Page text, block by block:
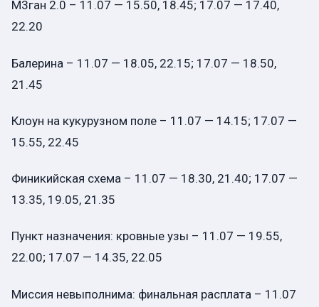
M3ган 2.0 – 11.07 — 15.50, 18.45; 17.07 — 17.40,
22.20
Балерина – 11.07 — 18.05, 22.15; 17.07 — 18.50,
21.45
Клоун на кукурузном поле – 11.07 — 14.15; 17.07 —
15.55, 22.45
Финикийская схема – 11.07 — 18.30, 21.40; 17.07 —
13.35, 19.05, 21.35
Пункт назначения: кровные узы – 11.07 — 19.55,
22.00; 17.07 — 14.35, 22.05
Миссия невыполнима: финальная расплата – 11.07